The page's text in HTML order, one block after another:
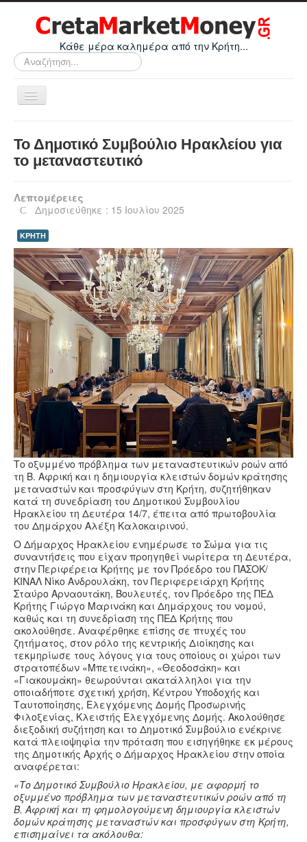
Κάθε μέρα καλημέρα από την Κρήτη...
Αναζήτηση...
Εναλλαγή
πλοήγησης
Οικονομικά
Ελλάδα
Κόσμος
Απόψεις
Τεχνολογία
Υγεία
Πολιτισμός
Αθλητικά
Βίντεο
Συνταγές
Το Δημοτικό Συμβούλιο Ηρακλείου για
το μεταναστευτικό
Λεπτομέρειες
Δημοσιεύθηκε : 15 Ιουλίου 2025
ΚΡΗΤΗ
Το οξυμμένο πρόβλημα των μεταναστευτικών ροών από
τη Β. Αφρική και η δημιουργία κλειστών δομών κράτησης
μεταναστών και προσφύγων στη Κρήτη, συζητήθηκαν
κατά τη συνεδρίαση του Δημοτικού Συμβουλίου
Ηρακλείου τη Δευτέρα 14/7, έπειτα από πρωτοβουλία
του Δημάρχου Αλέξη Καλοκαιρινού.
Ο Δήμαρχος Ηρακλείου ενημέρωσε το Σώμα για τις
συναντήσεις που είχαν προηγηθεί νωρίτερα τη Δευτέρα,
στην Περιφέρεια Κρήτης με τον Πρόεδρο του ΠΑΣΟΚ/
ΚΙΝΑΛ Νίκο Ανδρουλάκη, τον Περιφερειάρχη Κρήτης
Σταύρο Αρναουτάκη, Βουλευτές, τον Πρόεδρο της ΠΕΔ
Κρήτης Γιώργο Μαρινάκη και Δημάρχους του νομού,
καθώς και τη συνεδρίαση της ΠΕΔ Κρήτης που
ακολούθησε. Αναφέρθηκε επίσης σε πτυχές του
ζητήματος, στον ρόλο της κεντρικής Διοίκησης και
τεκμηρίωσε τους λόγους για τους οποίους οι χώροι των
στρατοπέδων «Μπετεινάκη», «Θεοδοσάκη» και
«Γιακουμάκη» θεωρούνται ακατάλληλοι για την
οποιαδήποτε σχετική χρήση, Κέντρου Υποδοχής και
Ταυτοποίησης, Ελεγχόμενης Δομής Προσωρινής
Φιλοξενίας, Κλειστής Ελεγχόμενης Δομής. Ακολούθησε
διεξοδική συζήτηση και το Δημοτικό Συμβούλιο ενέκρινε
κατά πλειοψηφία την πρόταση που εισηγήθηκε εκ μέρους
της Δημοτικής Αρχής ο Δήμαρχος Ηρακλείου στην οποία
αναφέρεται:
«Το Δημοτικό Συμβούλιο Ηρακλείου, με αφορμή το
οξυμμένο πρόβλημα των μεταναστευτικών ροών από τη
Β. Αφρική και τη φημολογούμενη δημιουργία κλειστών
δομών κράτησης μεταναστών και προσφύγων στη Κρήτη,
επισημαίνει τα ακόλουθα: